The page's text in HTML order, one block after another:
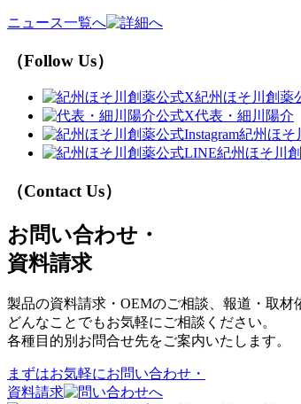
ニュース一覧へ
（Follow Us）
紀州ほそ川創薬
代表・細川陽介
紀州ほそ
紀州ほそ川
（Contact Us）
お問い合わせ・
資料請求
製品の資料請求・OEMのご相談、報道・取材
どんなことでもお気軽にご相談ください。
各種目的別お問合せ先をご案内いたします。
まずはお気軽にお問い合わせ・
資料請求